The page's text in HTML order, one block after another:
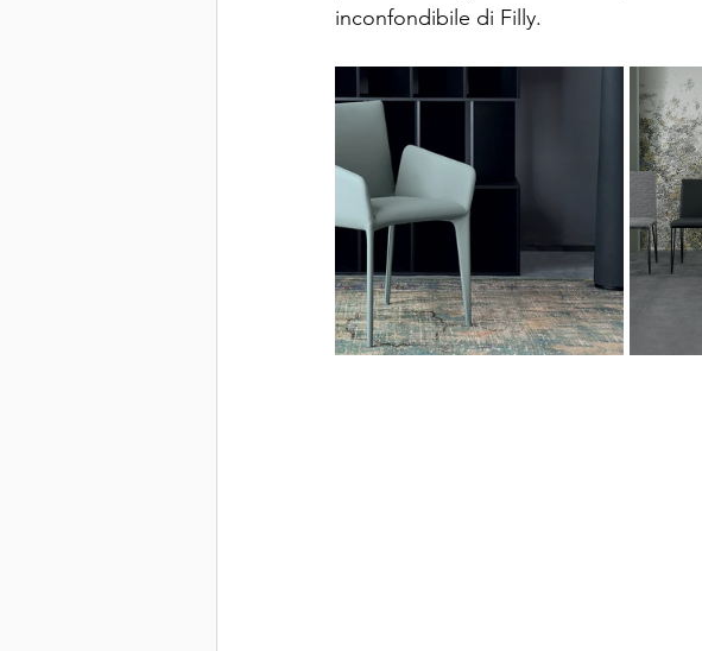
inconfondibile di Filly.